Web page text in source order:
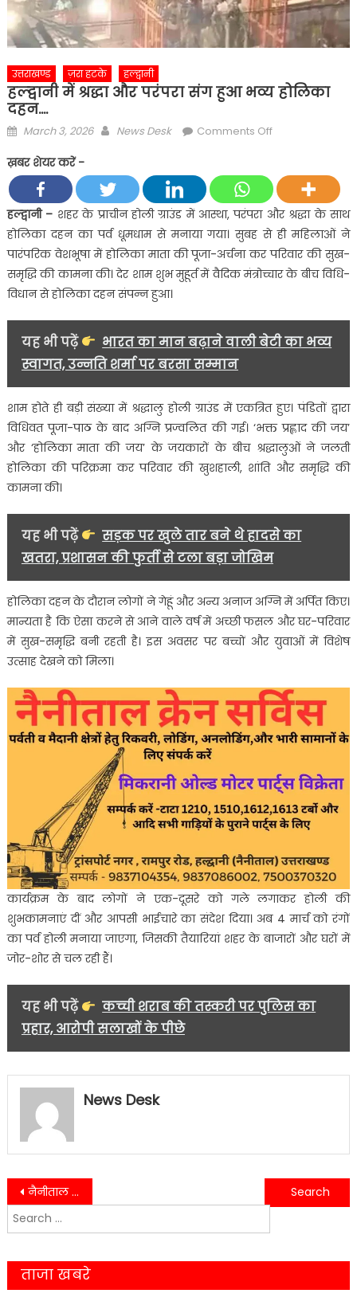
उत्तराखण्ड ज़रा हटके हल्द्वानी
हल्द्वानी में श्रद्धा और परंपरा संग हुआ भव्य होलिका
दहन….
Posted
March 3, 2026 Author
News Desk Comments Offon
श्रद्धा
और
परंपरा
संग
हुआ
भव्य
ख़बर शेयर करें -
हल्द्वानी – शहर के प्राचीन होली ग्राउंड में आस्था, परंपरा और श्रद्धा के साथ
होलिका दहन का पर्व धूमधाम से मनाया गया। सुबह से ही महिलाओं ने
पारंपरिक वेशभूषा में होलिका माता की पूजा-अर्चना कर परिवार की सुख-
समृद्धि की कामना की। देर शाम शुभ मुहूर्त में वैदिक मंत्रोच्चार के बीच विधि-
विधान से होलिका दहन संपन्न हुआ।
यह भी पढ़ें
भारत का मान बढ़ाने वाली बेटी का भव्य
स्वागत, उन्नति शर्मा पर बरसा सम्मान
शाम होते ही बड़ी संख्या में श्रद्धालु होली ग्राउंड में एकत्रित हुए। पंडितों द्वारा
विधिवत पूजा-पाठ के बाद अग्नि प्रज्वलित की गई। ‘भक्त प्रह्लाद की जय’
और ‘होलिका माता की जय’ के जयकारों के बीच श्रद्धालुओं ने जलती
होलिका की परिक्रमा कर परिवार की खुशहाली, शांति और समृद्धि की
कामना की।
यह भी पढ़ें
सड़क पर खुले तार बने थे हादसे का
खतरा, प्रशासन की फुर्ती से टला बड़ा जोखिम
होलिका दहन के दौरान लोगों ने गेहूं और अन्य अनाज अग्नि में अर्पित किए।
मान्यता है कि ऐसा करने से आने वाले वर्ष में अच्छी फसल और घर-परिवार
में सुख-समृद्धि बनी रहती है। इस अवसर पर बच्चों और युवाओं में विशेष
उत्साह देखने को मिला।
कार्यक्रम के बाद लोगों ने एक-दूसरे को गले लगाकर होली की
शुभकामनाएं दीं और आपसी भाईचारे का संदेश दिया। अब 4 मार्च को रंगों
का पर्व होली मनाया जाएगा, जिसकी तैयारियां शहर के बाजारों और घरों में
जोर-शोर से चल रही हैं।
यह भी पढ़ें
कच्ची शराब की तस्करी पर पुलिस का
प्रहार, आरोपी सलाखों के पीछे
News Desk
Post
navigation
नैनीताल के तल्लीताल बाजार में जूते की दुकान में आग, स्थानीय लोगों की तत्परता से टला बड़ा हादसा….
उत्तराखंड: 24 अप्रैल से पहले रेल यात्रियों के लिए बढ़ी मुश्किलें…….
Search
for:
ताजा खबरे